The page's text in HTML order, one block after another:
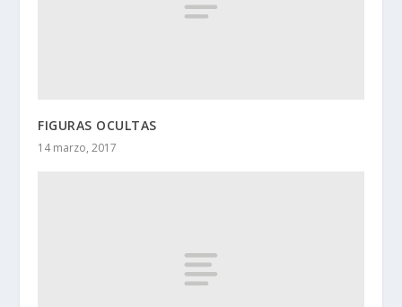
FIGURAS OCULTAS
14 marzo, 2017